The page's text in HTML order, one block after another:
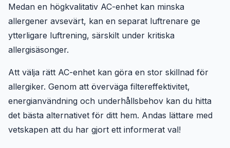
Medan en högkvalitativ AC-enhet kan minska
allergener avsevärt, kan en separat luftrenare ge
ytterligare luftrening, särskilt under kritiska
allergisäsonger.
Att välja rätt AC-enhet kan göra en stor skillnad för
allergiker. Genom att överväga filtereffektivitet,
energianvändning och underhållsbehov kan du hitta
det bästa alternativet för ditt hem. Andas lättare med
vetskapen att du har gjort ett informerat val!